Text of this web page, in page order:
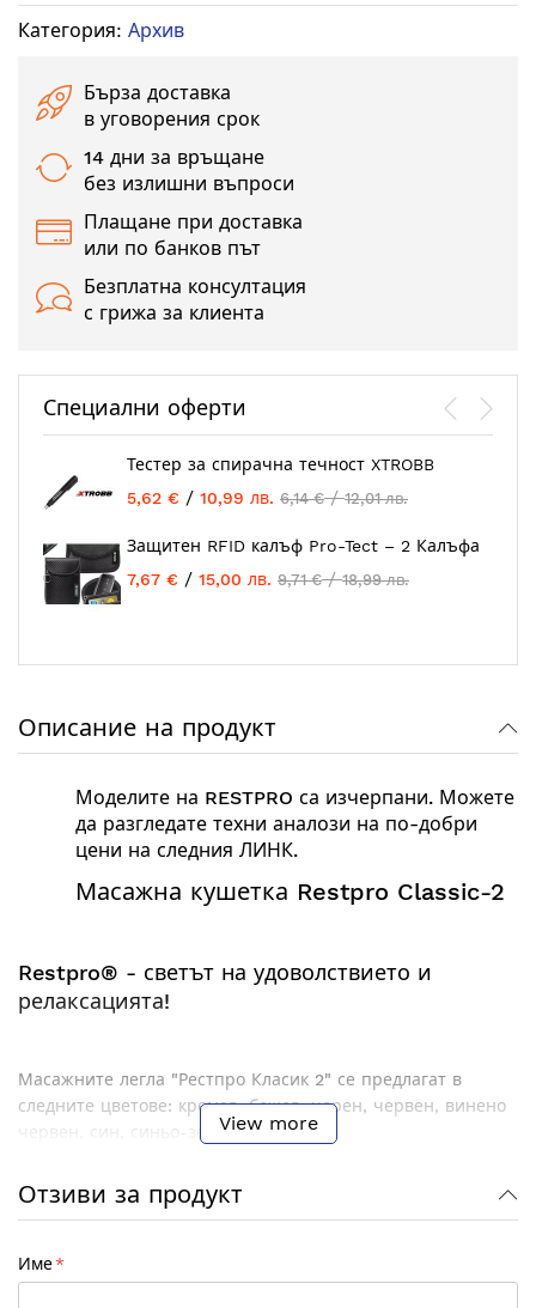
Категория: Архив
Бърза доставка
в уговорения срок
14 дни за връщане
без излишни въпроси
Плащане при доставка
или по банков път
Безплатна консултация
с грижа за клиента
Специални оферти
Тестер за спирачна течност XTROBB
5,62 € / 10,99 лв. 6,14 €/12,01 лв.
Защитен RFID калъф Pro-Tect – 2 Калъфа
7,67 € / 15,00 лв. 9,71 €/18,99 лв.
Описание на продукт
Моделите на RESTPRO са изчерпани. Можете
да разгледате техни аналози на по-добри
цени на следния ЛИНК.
Масажна кушетка Restpro Classic-2
Restpro® - светът на удоволствието и
релаксацията!
Масажните легла "Рестпро Класик 2" се предлагат в
следните цветове: кремав, бежов, черен, червен, винено
червен, син, синьо-зелен и лилав.
"Restpro Classic-2" - здрава, лесна за употреба,
изключително комфортна и удобна. Една от най-
Кушетката е подходяща както за всички видове
View more
Отзиви за продукт
Име